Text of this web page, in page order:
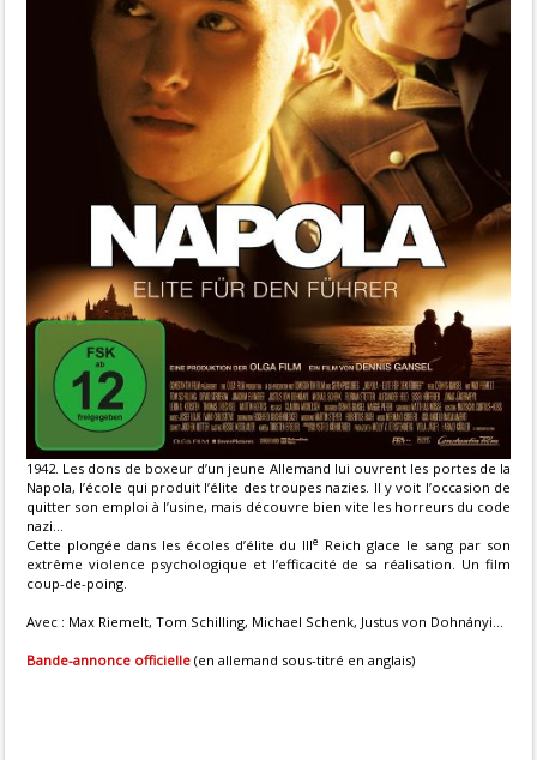
1942. Les dons de boxeur d’un jeune Allemand lui ouvrent les portes de la
Napola, l’école qui produit l’élite des troupes nazies. Il y voit l’occasion de
quitter son emploi à l’usine, mais découvre bien vite les horreurs du code
nazi...
Cette plongée dans les écoles d’élite du IIIe Reich glace le sang par son
extrême violence psychologique et l’efficacité de sa réalisation. Un film
coup-de-poing.
Avec : Max Riemelt, Tom Schilling, Michael Schenk, Justus von Dohnányi...
Bande-annonce officielle (en allemand sous-titré en anglais)